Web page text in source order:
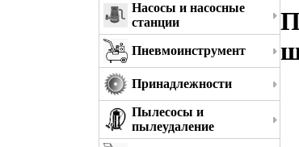
Насосы и насосные
станции
Пневмоинструмент
Принадлежности
Пылесосы и
пылеудаление